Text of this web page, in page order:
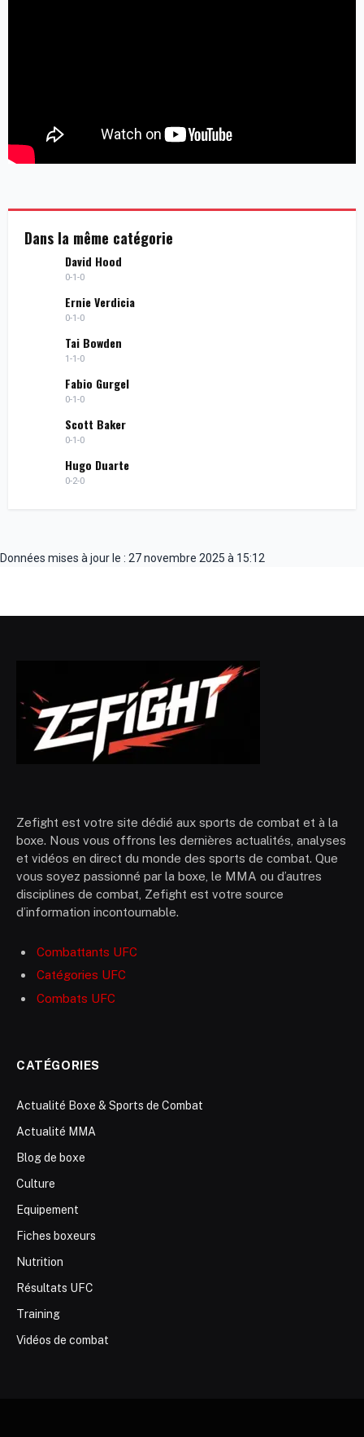
Dans la même catégorie
David Hood
0-1-0
Ernie Verdicia
0-1-0
Tai Bowden
1-1-0
Fabio Gurgel
0-1-0
Scott Baker
0-1-0
Hugo Duarte
0-2-0
Données mises à jour le : 27 novembre 2025 à 15:12
Zefight est votre site dédié aux sports de combat et à la
boxe. Nous vous offrons les dernières actualités, analyses
et vidéos en direct du monde des sports de combat. Que
vous soyez passionné par la boxe, le MMA ou d’autres
disciplines de combat, Zefight est votre source
d’information incontournable.
Combattants UFC
Catégories UFC
Combats UFC
CATÉGORIES
Actualité Boxe & Sports de Combat
Actualité MMA
Blog de boxe
Culture
Equipement
Fiches boxeurs
Nutrition
Résultats UFC
Training
Vidéos de combat